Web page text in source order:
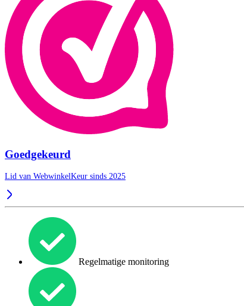
Goedgekeurd
Lid van WebwinkelKeur sinds 2025
Regelmatige monitoring